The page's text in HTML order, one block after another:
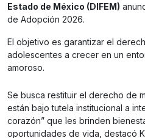
Estado de México (DIFEM)
de Adopción 2026.
El objetivo es garantizar el
adolescentes a crecer en un
amoroso.
Se busca restituir el derecho de
están bajo tutela institucional a
corazón” que les brinden
oportunidades de vida, destacó